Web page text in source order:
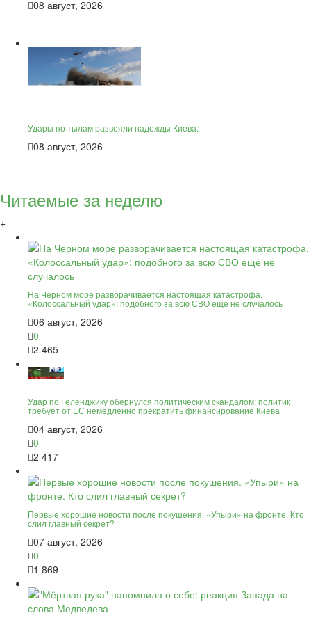
08 август, 2026
Удары по тылам развеяли надежды Киева:
08 август, 2026
Читаемые за неделю
+
На Чёрном море разворачивается настоящая катастрофа.
«Колоссальный удар»: подобного за всю СВО ещё не случалось
06 август, 2026
0
2 465
Удар по Геленджику обернулся политическим скандалом: политик
требует от ЕС немедленно прекратить финансирование Киева
04 август, 2026
0
2 417
Первые хорошие новости после покушения. «Упыри» на фронте. Кто
слил главный секрет?
07 август, 2026
0
1 869